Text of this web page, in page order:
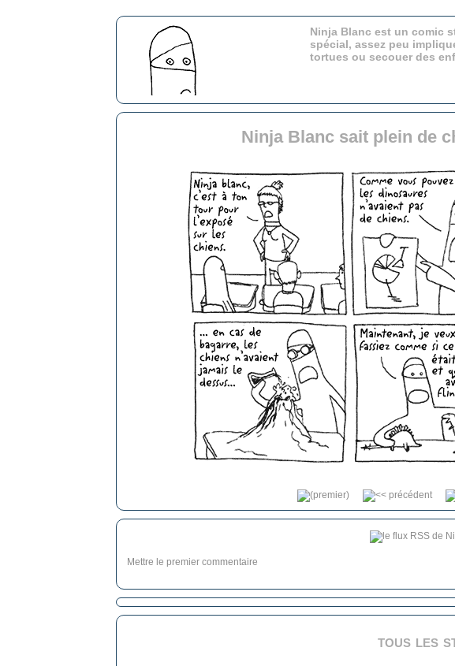
Ninja Blanc est un comic
spécial, assez peu
tortues ou secouer des
Ninja Blanc sait plein de
Mettre le premier commentaire
tous les